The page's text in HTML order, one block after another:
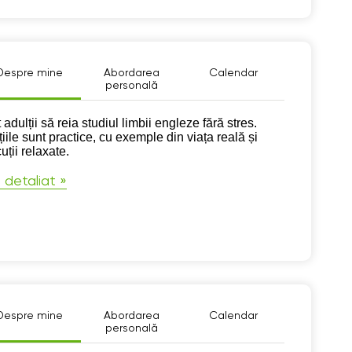
mine
Abordarea
personală
Calendar
mine
adulții să reia studiul limbii engleze fără stres.
sunt practice, cu exemple din viața reală și
relaxate.
detaliat »
mine
Abordarea
personală
Calendar